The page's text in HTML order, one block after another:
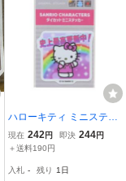
ハローキティ ミニステッ
カー ダイカットシール Y
2K 史上最高更新中！ サ
現在 242円 即決 244円
＋送料190円
入札 - 残り 1日